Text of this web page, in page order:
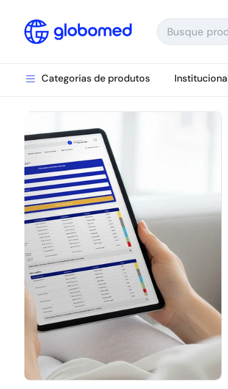
Categorias de produtos